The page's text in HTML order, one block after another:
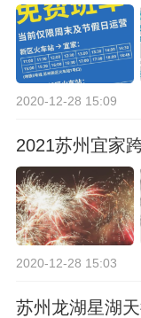
2020-12-28 15:09
2021苏州宜家
2020-12-28 15:03
苏州龙湖星湖